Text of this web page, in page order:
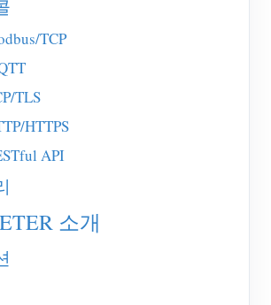
비디오
터
활동
탐색
TCP
TLS
HTTPS
API
소개